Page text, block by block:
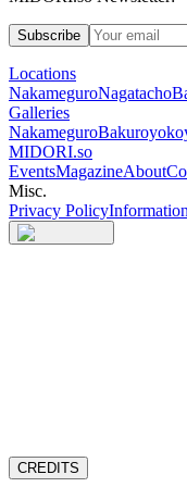
Subscribe
Locations
NakameguroNagatacho
Galleries
Nakameguro
MIDORI.so
EventsMagazineAbout
Misc.
Privacy Policy
CREDITS